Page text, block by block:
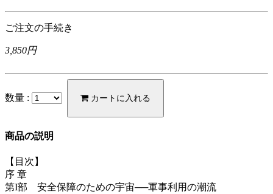
ご注文の手続き
3,850円
数量 : カートに入れる
商品の説明
【目次】
序 章
第I部 安全保障のための宇宙──軍事利用の潮流